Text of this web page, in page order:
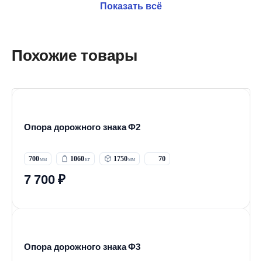
Показать всё
Похожие товары
Опора дорожного знака Ф2
700 1060 1750 70
7 700 ₽
Опора дорожного знака Ф3